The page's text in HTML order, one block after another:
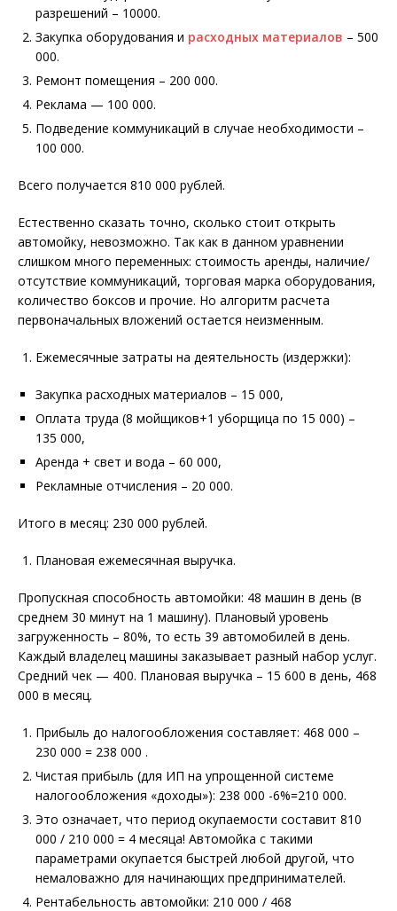
разрешений – 10000.
Закупка оборудования и расходных материалов – 500
000.
Ремонт помещения – 200 000.
Реклама — 100 000.
Подведение коммуникаций в случае необходимости –
100 000.
Всего получается 810 000 рублей.
Естественно сказать точно, сколько стоит открыть
автомойку, невозможно. Так как в данном уравнении
слишком много переменных: стоимость аренды, наличие/
отсутствие коммуникаций, торговая марка оборудования,
количество боксов и прочие. Но алгоритм расчета
первоначальных вложений остается неизменным.
Ежемесячные затраты на деятельность (издержки):
Закупка расходных материалов – 15 000,
Оплата труда (8 мойщиков+1 уборщица по 15 000) –
135 000,
Аренда + свет и вода – 60 000,
Рекламные отчисления – 20 000.
Итого в месяц: 230 000 рублей.
Плановая ежемесячная выручка.
Пропускная способность автомойки: 48 машин в день (в
среднем 30 минут на 1 машину). Плановый уровень
загруженность – 80%, то есть 39 автомобилей в день.
Каждый владелец машины заказывает разный набор услуг.
Средний чек — 400. Плановая выручка – 15 600 в день, 468
000 в месяц.
Прибыль до налогообложения составляет: 468 000 –
230 000 = 238 000 .
Чистая прибыль (для ИП на упрощенной системе
налогообложения «доходы»): 238 000 -6%=210 000.
Это означает, что период окупаемости составит 810
000 / 210 000 = 4 месяца! Автомойка с такими
параметрами окупается быстрей любой другой, что
немаловажно для начинающих предпринимателей.
Рентабельность автомойки: 210 000 / 468